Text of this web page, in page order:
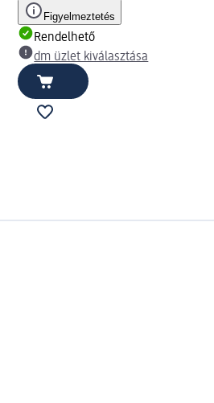
Figyelmeztetés
Rendelhető
dm üzlet kiválasztása